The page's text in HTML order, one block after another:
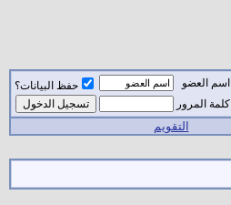
اسم العضو
حفظ البيانات؟
كلمة المرور
التقويم